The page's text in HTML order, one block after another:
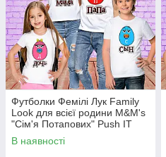
Футболки Фемілі Лук Family
Look для всієї родини M&M's
"Сім'я Потапових" Push IT
В наявності